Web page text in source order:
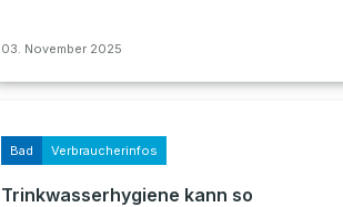
03. November 2025
Bad Verbraucherinfos
Trinkwasserhygiene kann so